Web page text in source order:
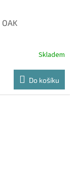
Skladem
Do košíku